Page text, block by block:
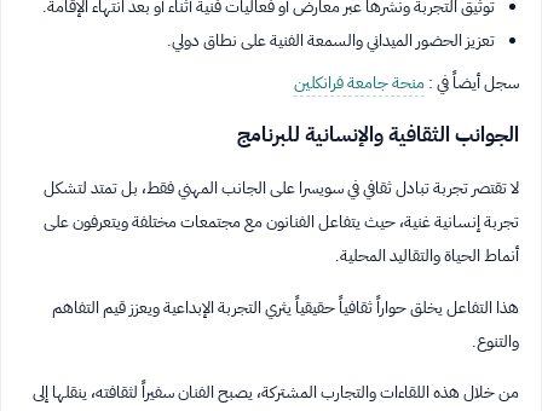
توثيق التجربة ونشرها عبر معارض أو فعاليات فنية أثناء أو بعد انتهاء الإقامة.
تعزيز الحضور الميداني والسمعة الفنية على نطاق دولي.
سجل أيضاً في :منحة جامعة فرانكلين
الجوانب الثقافية والإنسانية للبرنامج
لا تقتصر تجربة تبادل ثقافي في سويسرا على الجانب المهني فقط، بل تمتد لتشكل
تجربة إنسانية غنية، حيث يتفاعل الفنانون مع مجتمعات مختلفة ويتعرفون على
أنماط الحياة والتقاليد المحلية.
هذا التفاعل يخلق حواراً ثقافياً حقيقياً يثري التجربة الإبداعية ويعزز قيم التفاهم
والتنوع.
من خلال هذه اللقاءات والتجارب المشتركة، يصبح الفنان سفيراً لثقافته، ينقلها إلى